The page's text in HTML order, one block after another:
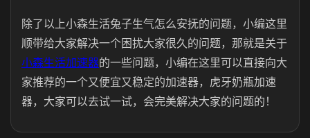
除了以上小森生活兔子生气怎么安抚的问题，小编这里
顺带给大家解决一个困扰大家很久的问题，那就是关于
小森生活加速器的一些问题，小编在这里可以直接向大
家推荐的一个又便宜又稳定的加速器，虎牙奶瓶加速
器，大家可以去试一试，会完美解决大家的问题的！